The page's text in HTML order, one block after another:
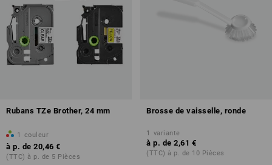
Rubans TZe Brother, 24 mm
1 couleur
à p. de 20,46 €
(TTC) à p. de 5 Pièces
Brosse de vaisselle, ronde
1 variante
à p. de 2,61 €
(TTC) à p. de 10 Pièces